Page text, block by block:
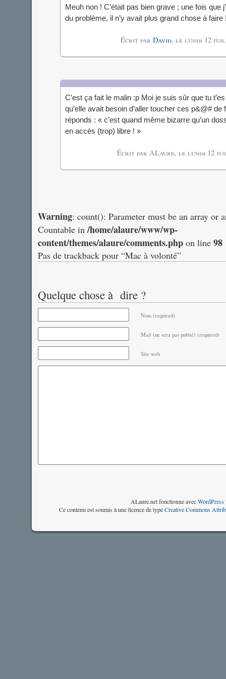
Meuh non ! C’était pas bien grave ; une fois que
du problème, il n’y avait plus grand chose à
Écrit par David, le lundi 12
C’est ça fait le malin :p Moi je suis sûr que tu
qu’elle avait besoin d’aller toucher ces p&@#
réponds : « c’est quand même bizarre qu’un
en accès (trop) libre ! »
Écrit par ALaure, le lundi 12
Warning: count(): Parameter must be an array or
Countable in/home/alaure/www/wp-
content/themes/alaure/comments.php on line 98
Pas de trackback pour “Mac à volonté”
Quelque chose à dire ?
Nom (required)
Mail (ne sera pas publié) (required)
Site web
ALaure.net fonctionne avecWordPress
Ce contenu est soumis à une licence de typeCreative Commons